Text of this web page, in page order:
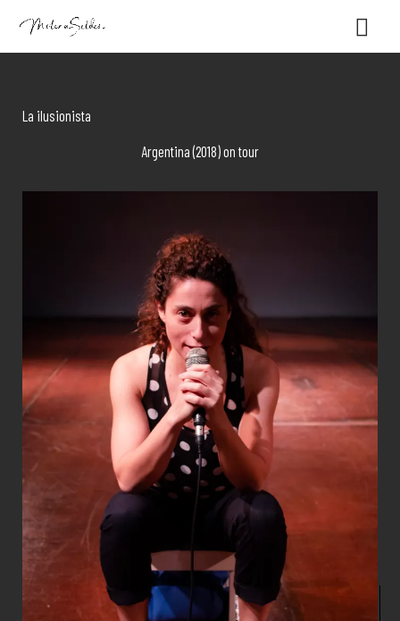
content
Main
La ilusionista
Argentina (2018) on tour